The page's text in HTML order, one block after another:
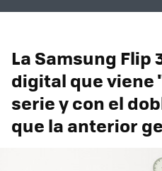
La Samsung Flip
digital que viene
serie y con el
que la anterior